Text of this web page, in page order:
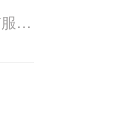
2026年4月15日万州龙驹市场监督管理局保洁服务由重庆美